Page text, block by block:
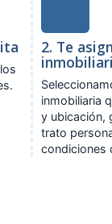
2. Te
inmobiliaria
y ubicación,
trato
condiciones